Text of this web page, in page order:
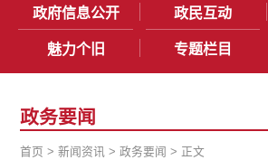
政府信息公开 政民互动
魅力个旧 专题栏目
政务要闻
首页 >新闻资讯 >政务要闻 > 正文